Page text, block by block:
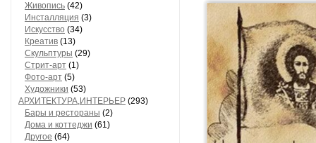
Живопись (42)
Инсталляция (3)
Искусство (34)
Креатив (13)
Скульптуры (29)
Стрит-арт (1)
Фото-арт (5)
Художники (53)
АРХИТЕКТУРА,ИНТЕРЬЕР (293)
Бары и рестораны (2)
Дома и коттеджи (61)
Другое (64)